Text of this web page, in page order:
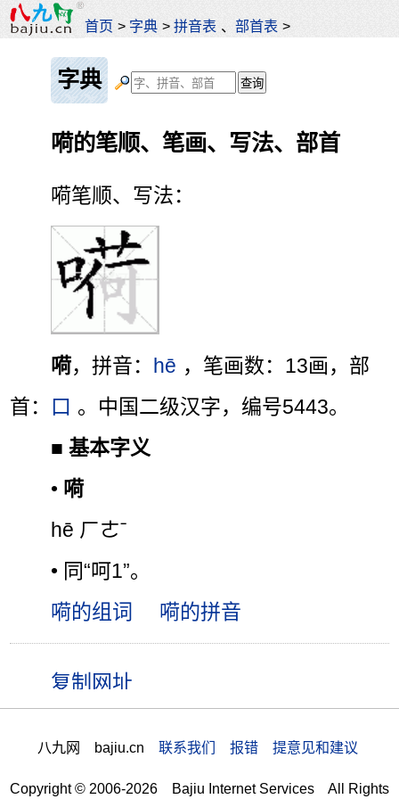
首页 > 字典 >拼音表 、部首表 >
字典
嗬的笔顺、笔画、写法、部首
嗬笔顺、写法：
嗬，拼音： hē ，笔画数：13画，部
首：
口 。中国二级汉字，编号5443。
■基本字义
• 嗬
hē ㄏㄜˉ
• 同“呵1”。
嗬的组词
嗬的拼音
八九网 bajiu.cn 联系我们 报错 提意见和建议
Copyright © 2006-2026 Bajiu Internet Services All Rights